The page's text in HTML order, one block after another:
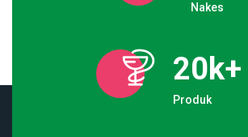
Nakes
20k+
Produk